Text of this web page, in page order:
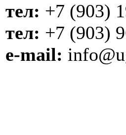
тел: +7 (903)
тел: +7 (903)
e-mail: